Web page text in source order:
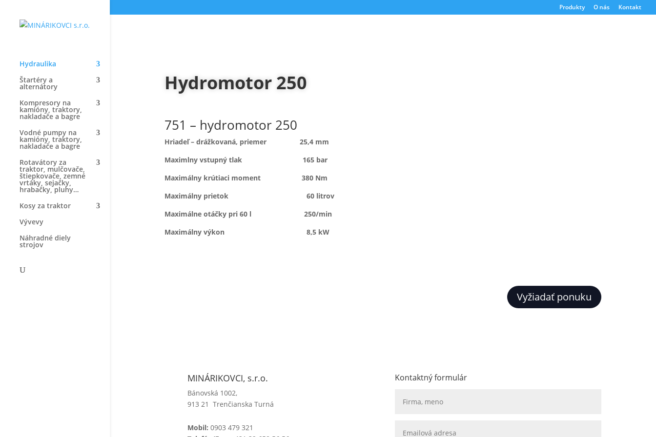
Produkty O nás Kontakt
Hydraulika
Štartéry a
alternátory
Kompresory na
kamióny, traktory,
nakladače a bagre
Vodné pumpy na
kamióny, traktory,
nakladače a bagre
Rotavátory za
traktor, mulčovače,
štiepkovače, zemné
vrtáky, sejačky,
hrabačky, pluhy…
Kosy za traktor
Vývevy
Náhradné diely
strojov
Hydromotor 250
751 – hydromotor 250
Hriadeľ – drážkovaná, priemer 25,4 mm
Maximlny vstupný tlak 165 bar
Maximálny krútiaci moment 380 Nm
Maximálny prietok 60 litrov
Maximálne otáčky pri 60 l 250/min
Maximálny výkon 8,5 kW
Vyžiadať ponuku
MINÁRIKOVCI, s.r.o.
Bánovská 1002,
913 21 Trenčianska Turná
Mobil: 0903 479 321
Kontaktný formulár